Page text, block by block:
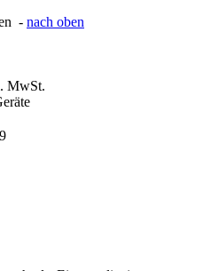
- nach oben
MwSt.